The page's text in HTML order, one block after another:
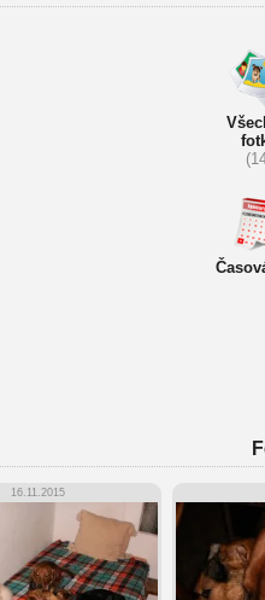
16.11.2015